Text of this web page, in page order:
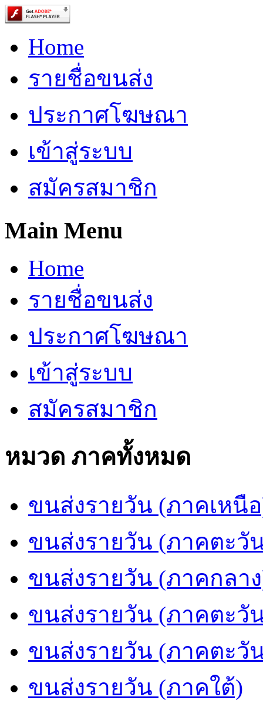
Home
รายชื่อขนส่ง
ประกาศโฆษณา
เข้าสู่ระบบ
สมัครสมาชิก
Main Menu
Home
รายชื่อขนส่ง
ประกาศโฆษณา
เข้าสู่ระบบ
สมัครสมาชิก
หมวด ภาคทั้งหมด
ขนส่งรายวัน (ภาคเหนื
ขนส่งรายวัน (ภาคตะวั
ขนส่งรายวัน (ภาคกลา
ขนส่งรายวัน (ภาคตะวั
ขนส่งรายวัน (ภาคตะวั
ขนส่งรายวัน (ภาคใต้)